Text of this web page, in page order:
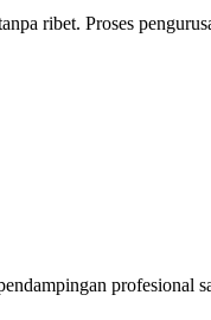
ribet. Proses
profesional